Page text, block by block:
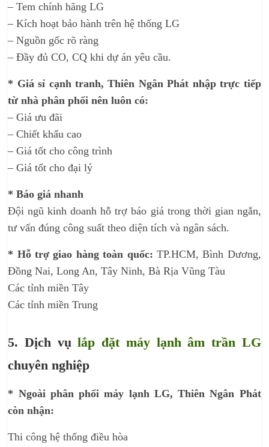
– Tem chính hãng LG
– Kích hoạt bảo hành trên hệ thống LG
– Nguồn gốc rõ ràng
– Đầy đủ CO, CQ khi dự án yêu cầu.
* Giá sỉ cạnh tranh, Thiên Ngân Phát nhập trực tiếp
từ nhà phân phối nên luôn có:
– Giá ưu đãi
– Chiết khấu cao
– Giá tốt cho công trình
– Giá tốt cho đại lý
* Báo giá nhanh
Đội ngũ kinh doanh hỗ trợ báo giá trong thời gian ngắn,
tư vấn đúng công suất theo diện tích và ngân sách.
* Hỗ trợ giao hàng toàn quốc: TP.HCM, Bình Dương,
Đồng Nai, Long An, Tây Ninh, Bà Rịa Vũng Tàu
Các tỉnh miền Tây
Các tỉnh miền Trung
5. Dịch vụlắp đặt máy lạnh âm trần LG
chuyên nghiệp
* Ngoài phân phối máy lạnh LG, Thiên Ngân Phát
còn nhận:
Thi công hệ thống điều hòa